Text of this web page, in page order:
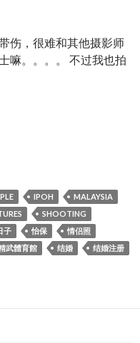
伤，很难和其他摄影师
嘛。。。。 不过我也拍
拍摄。
IPOH
MALAYSIA
SHOOTING
子 怡保
情侣照
武體育館 结婚
结婚注册